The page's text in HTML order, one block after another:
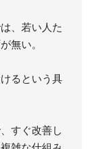
、若い人た
無い。
るという具
すぐ改善し